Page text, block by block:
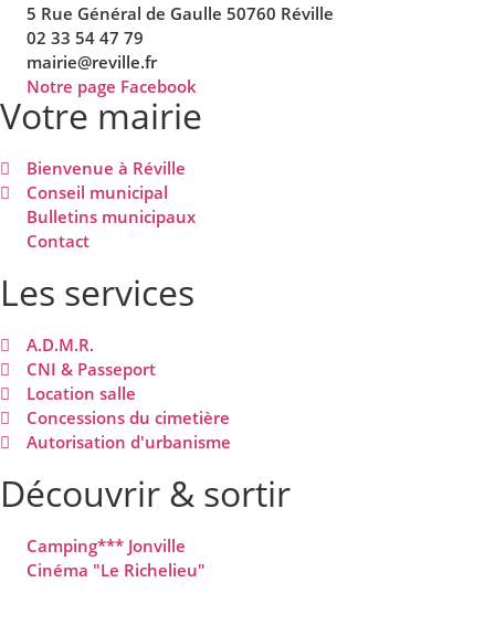
5 Rue Général de Gaulle 50760 Réville
02 33 54 47 79
mairie@reville.fr
Notre page Facebook
Votre mairie
Bienvenue à Réville
Conseil municipal
Bulletins municipaux
Contact
Les services
A.D.M.R.
CNI & Passeport
Location salle
Concessions du cimetière
Autorisation d'urbanisme
Découvrir & sortir
Camping*** Jonville
Cinéma "Le Richelieu"